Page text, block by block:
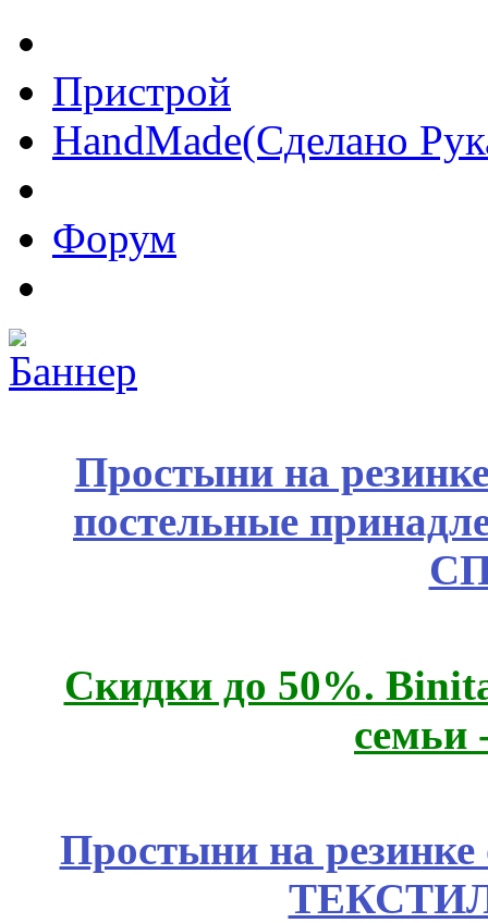
Пристрой
HandMade(Сделано
Форум
Простыни на
постельные
Скидки до 50%.
семьи
Простыни на